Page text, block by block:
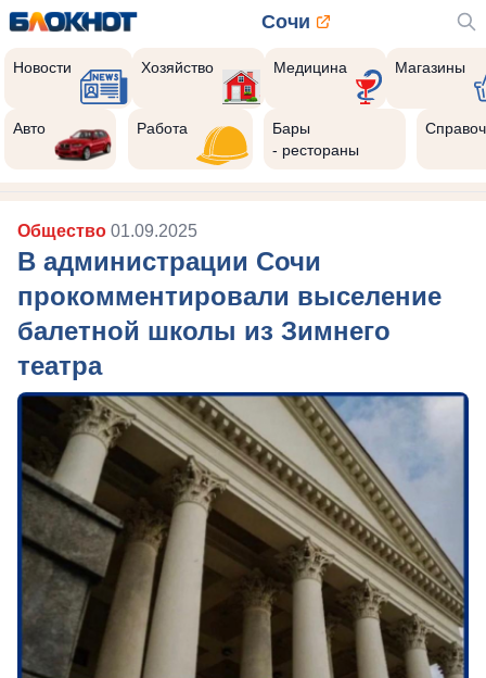
Сочи
Новости Хозяйство Медицина Магазины
Авто Работа
Бары
- рестораны
Общество 01.09.2025
В администрации Сочи
прокомментировали выселение
балетной школы из Зимнего
театра